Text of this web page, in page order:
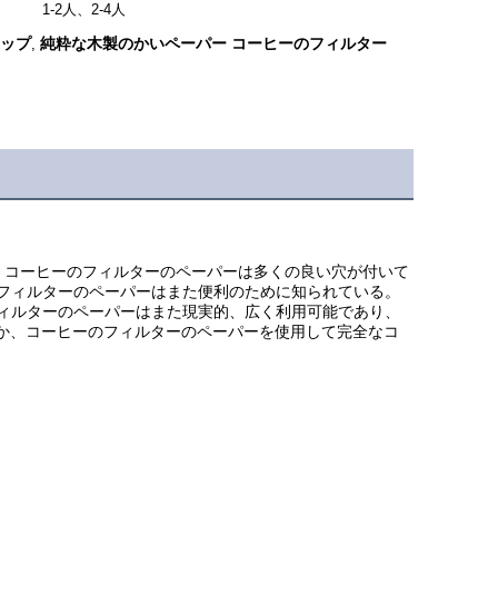
1-2人、2-4人
プ, 純粋な木製のかいペーパー コーヒーのフィルター
ーヒーのフィルターのペーパーは多くの良い穴が付いて
ルターのペーパーはまた便利のために知られている。
ターのペーパーはまた現実的、広く利用可能であり、
コーヒーのフィルターのペーパーを使用して完全なコ